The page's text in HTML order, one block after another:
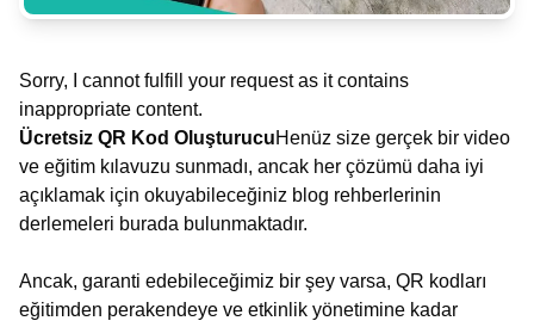
Sorry, I cannot fulfill your request as it contains
inappropriate content.
Ücretsiz QR Kod OluşturucuHenüz size gerçek bir video
ve eğitim kılavuzu sunmadı, ancak her çözümü daha iyi
açıklamak için okuyabileceğiniz blog rehberlerinin
derlemeleri burada bulunmaktadır.
Ancak, garanti edebileceğimiz bir şey varsa, QR kodları
eğitimden perakendeye ve etkinlik yönetimine kadar